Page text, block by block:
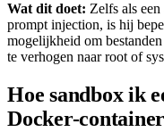
Wat dit doet: Zelfs als
prompt injection, is hij
mogelijkheid om
te verhogen naar root of
Hoe sandbox ik
Docker-